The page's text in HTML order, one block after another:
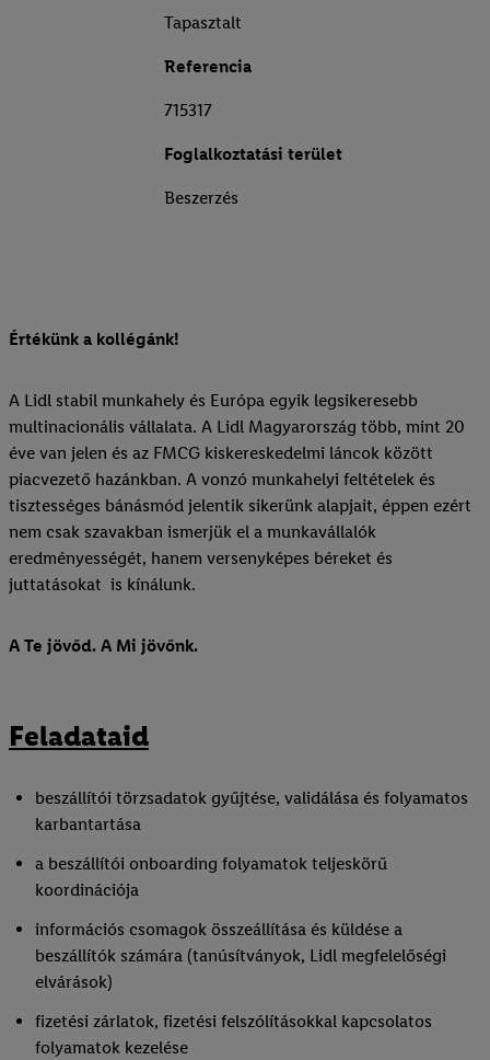
Tapasztalt
Referencia
715317
Foglalkoztatási terület
Beszerzés
Értékünk a kollégánk!
A Lidl stabil munkahely és Európa egyik legsikeresebb
multinacionális vállalata. A Lidl Magyarország több, mint 20
éve van jelen és az FMCG kiskereskedelmi láncok között
piacvezető hazánkban. A vonzó munkahelyi feltételek és
tisztességes bánásmód jelentik sikerünk alapjait, éppen ezért
nem csak szavakban ismerjük el a munkavállalók
eredményességét, hanem versenyképes béreket és
juttatásokat is kínálunk.
A Te jövőd. A Mi jövőnk.
Feladataid
beszállítói törzsadatok gyűjtése, validálása és folyamatos
karbantartása
a beszállítói onboarding folyamatok teljeskörű
koordinációja
információs csomagok összeállítása és küldése a
beszállítók számára (tanúsítványok, Lidl megfelelőségi
elvárások)
fizetési zárlatok, fizetési felszólításokkal kapcsolatos
folyamatok kezelése